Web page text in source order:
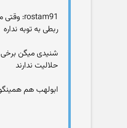
rostam91: وقتی میگه ابولهب جاش در آتش جهنمه و همچنین زنش می دونه که این آدم توبه پذیر نیست
ربطی به توبه نداره
شنیدی میگن برخی
حلالیت ندارند
ابولهب هم